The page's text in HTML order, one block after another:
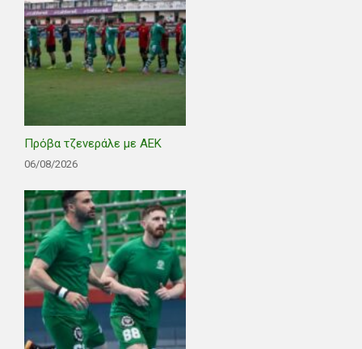
Πρόβα τζενεράλε με ΑΕΚ
06/08/2026